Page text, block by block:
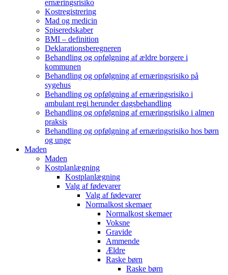
ernæringsrisiko
Kostregistrering
Mad og medicin
Spiseredskaber
BMI – definition
Deklarationsberegneren
Behandling og opfølgning af ældre borgere i
kommunen
Behandling og opfølgning af ernæringsrisiko på
sygehus
Behandling og opfølgning af ernæringsrisiko i
ambulant regi herunder dagsbehandling
Behandling og opfølgning af ernæringsrisiko i almen
praksis
Behandling og opfølgning af ernæringsrisiko hos børn
og unge
Maden
Maden
Kostplanlægning
Kostplanlægning
Valg af fødevarer
Valg af fødevarer
Normalkost skemaer
Normalkost skemaer
Voksne
Gravide
Ammende
Ældre
Raske børn
Raske børn